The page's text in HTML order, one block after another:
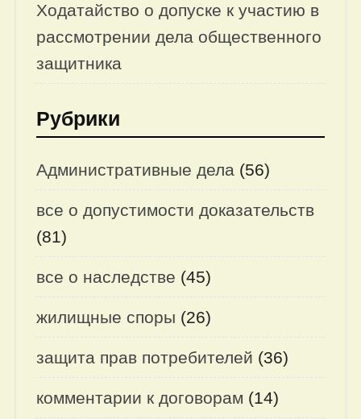
Ходатайство о допуске к участию в
рассмотрении дела общественного
защитника
Рубрики
Административные дела (56)
все о допустимости доказательств
(81)
все о наследстве (45)
жилищные споры (26)
защита прав потребителей (36)
комментарии к договорам (14)